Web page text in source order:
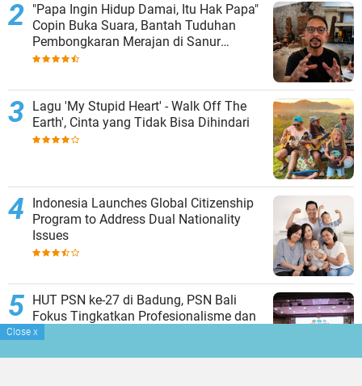
"Papa Ingin Hidup Damai, Itu Hak Papa"
Copin Buka Suara, Bantah Tuduhan
Pembongkaran Merajan di Sanur
Sepihak
Lagu 'My Stupid Heart' - Walk Off The
Earth', Cinta yang Tidak Bisa Dihindari
Indonesia Launches Global Citizenship
Program to Address Dual Nationality
Issues
HUT PSN ke-27 di Badung, PSN Bali
Fokus Tingkatkan Profesionalisme dan
Kesejahteraan Pinandita
Close x